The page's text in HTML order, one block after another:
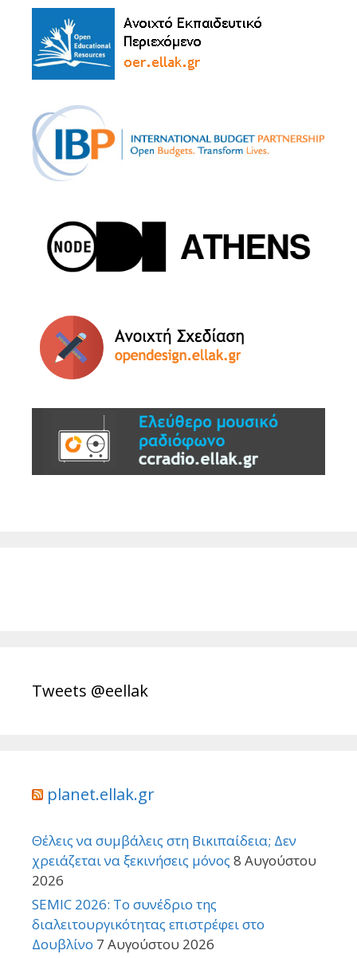
Tweets @eellak
planet.ellak.gr
Θέλεις να συμβάλεις στη Βικιπαίδεια; Δεν
χρειάζεται να ξεκινήσεις μόνος 8 Αυγούστου
2026
SEMIC 2026: Το συνέδριο της
διαλειτουργικότητας επιστρέφει στο
Δουβλίνο 7 Αυγούστου 2026